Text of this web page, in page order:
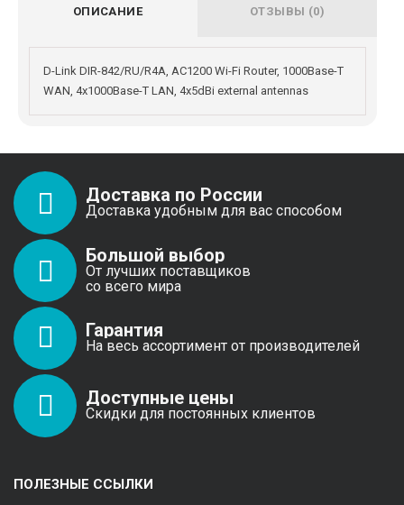
ОПИСАНИЕ ОТЗЫВЫ (0)
D-Link DIR-842/RU/R4A, AC1200 Wi-Fi Router, 1000Base-T
WAN, 4x1000Base-T LAN, 4x5dBi external antennas
Доставка по России
Доставка удобным для вас способом
Большой выбор
От лучших поставщиков
со всего мира
Гарантия
На весь ассортимент от производителей
Доступные цены
Скидки для постоянных клиентов
ПОЛЕЗНЫЕ ССЫЛКИ